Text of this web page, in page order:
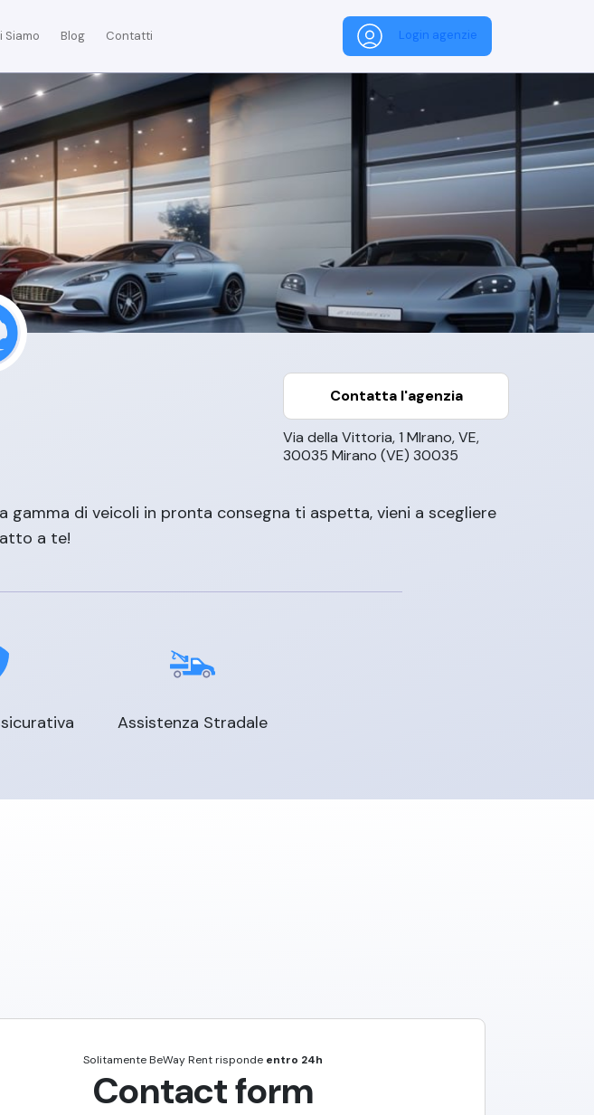
Siamo Blog Contatti Login agenzie
Contatta l'agenzia
Via della Vittoria, 1 MIrano, VE,
30035 Mirano (VE) 30035
di veicoli in pronta consegna ti aspetta, vieni a scegliere
a te!
Assistenza Stradale
SolitamenteBeWay Rentrisponde entro 24h
Contact form